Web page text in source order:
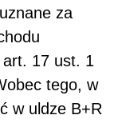
za
17 ust. 1
tego, w
w uldze B+R